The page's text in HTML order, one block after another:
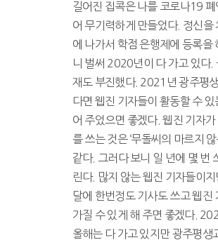
길어진 집콕은 나를 코로나19
어 무기력하게 만들었다. 정신을
에 나가서 학점 은행제에 등록을
니 벌써 2020년이 다 가고 있다.
재도 부진했다. 2021년 광주평
다면 웹진 기자들이 활동할 수
어 주었으면 좋겠다. 웹진 기자
를 쓰는 것은 ‘무돌씨의 마르지
같다. 그러다 보니 일 년에 몇 번
린다. 많지 않는 웹진 기자들이
달에 한번정도 기사도 쓰고 웹진
가질 수 있게 해 주면 좋겠다.
올해는 다 가고 있지만 광주평생